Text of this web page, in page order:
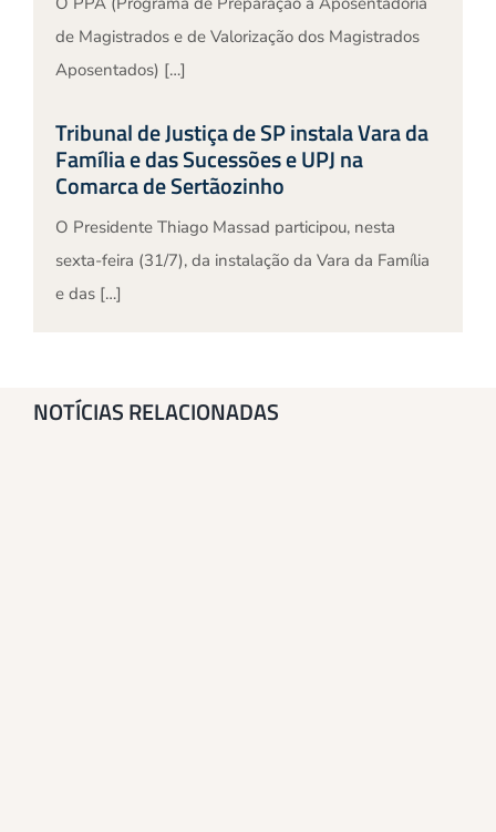
de Magistrados e de Valorização dos Magistrados
Aposentados) […]
Tribunal de Justiça de SP instala Vara da
Família e das Sucessões e UPJ na
Comarca de Sertãozinho
O Presidente Thiago Massad participou, nesta
sexta-feira (31/7), da instalação da Vara da Família
e das […]
NOTÍCIAS RELACIONADAS